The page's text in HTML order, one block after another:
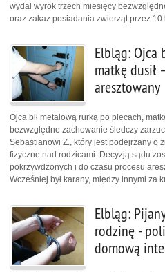
wydał wyrok trzech miesięcy
oraz zakaz posiadania zwierząt przez 10
Elbląg: Ojca
matkę dusił
aresztowany
Ojca bił metalową rurką po plecach,
bezwzględne zachowanie śledczy
Sebastianowi Z., który jest podejrzany o
fizyczne nad rodzicami. Decyzją sądu
pokrzywdzonych i do czasu procesu
Wcześniej był karany, między innymi za
Elbląg:
rodzinę -
domową